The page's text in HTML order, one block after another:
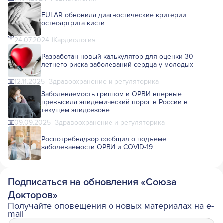
EULAR обновила диагностические критерии
остеоартрита кисти
24.07.2024 Кардиология
Разработан новый калькулятор для оценки 30-
летнего риска заболеваний сердца у молодых
12.11.2025 Здравоохранение и регуляторика
Заболеваемость гриппом и ОРВИ впервые
превысила эпидемический порог в России в
текущем эпидсезоне
09.09.2025 Здравоохранение и регуляторика
Роспотребнадзор сообщил о подъеме
заболеваемости ОРВИ и COVID-19
Подписаться на обновления «Союза
Докторов»
Получайте оповещения о новых материалах на e-
mail